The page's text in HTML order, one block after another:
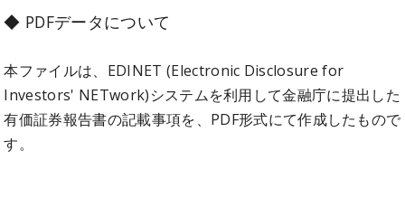
◆ PDFデータについて
本ファイルは、EDINET (Electronic Disclosure for
Investors' NETwork)システムを利用して金融庁に提出した
有価証券報告書の記載事項を、PDF形式にて作成したもので
す。